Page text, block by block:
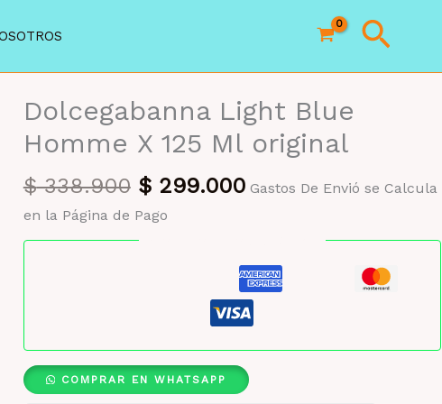
Dolcegabanna Light Blue
Homme X 125 Ml original
$338.900 El
precio
original
$ 338.900.
$299.000El
es:
$ 299.000.
Gastos De Envió se Calcula
en la Página de Pago
COMPRAR EN WHATSAPP